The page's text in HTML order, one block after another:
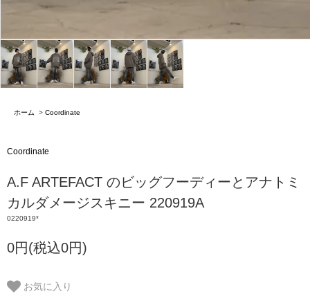
ホーム > Coordinate
Coordinate
A.F ARTEFACT のビッグフーディーとアナトミ
カルダメージスキニー 220919A
0220919*
0円(税込0円)
お気に入り